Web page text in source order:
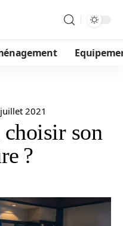
2021
son
?